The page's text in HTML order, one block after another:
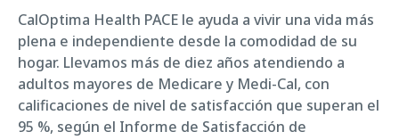
CalOptima Health PACE le ayuda a vivir una vida más
plena e independiente desde la comodidad de su
hogar. Llevamos más de diez años atendiendo a
adultos mayores de Medicare y Medi-Cal, con
calificaciones de nivel de satisfacción que superan el
95 %, según el Informe de Satisfacción de